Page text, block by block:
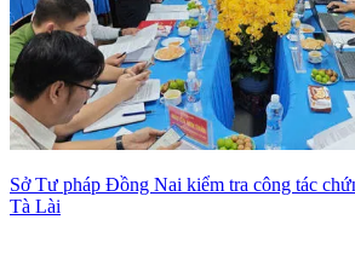
Sở Tư pháp Đồng Nai kiểm tra công tác
Tà Lài